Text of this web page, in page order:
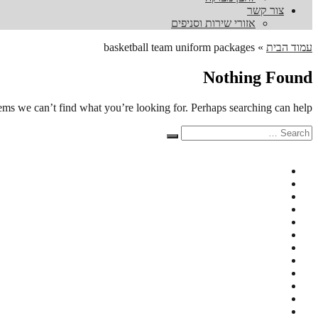
צור קשר
אזורי שירות וסניפים
עמוד הבית »
basketball team uniform packages
Nothing Found
we can’t find what you’re looking for. Perhaps searching can help.
Search
for:
Search